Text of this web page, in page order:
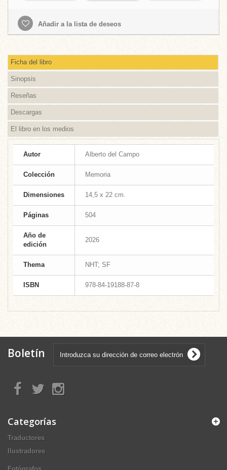
Añadir a la lista de deseos
Ficha del libro
Sinopsis
Reseñas
Descargas
El libro en los medios
Autor Alberto del Campo
Colección Memoria
Dimensiones 14,5 x 22 cm.
Páginas 504
Año de
edición
2026
Thema NHT; SF
ISBN 978-84-19188-87-8
Boletín
Categorías
Traductores
Ilustradores